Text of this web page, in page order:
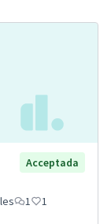
Acceptada
1 1